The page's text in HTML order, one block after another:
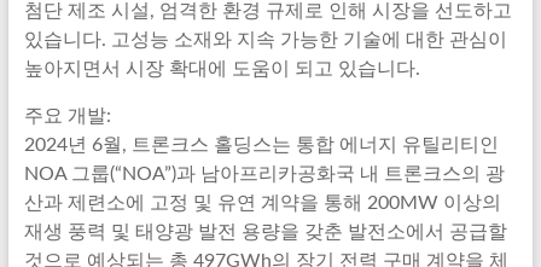
첨단 제조 시설, 엄격한 환경 규제로 인해 시장을 선도하고
있습니다. 고성능 소재와 지속 가능한 기술에 대한 관심이
높아지면서 시장 확대에 도움이 되고 있습니다.
주요 개발:
2024년 6월, 트론크스 홀딩스는 통합 에너지 유틸리티인
NOA 그룹(“NOA”)과 남아프리카공화국 내 트론크스의 광
산과 제련소에 고정 및 유연 계약을 통해 200MW 이상의
재생 풍력 및 태양광 발전 용량을 갖춘 발전소에서 공급할
것으로 예상되는 총 497GWh의 장기 전력 구매 계약을 체